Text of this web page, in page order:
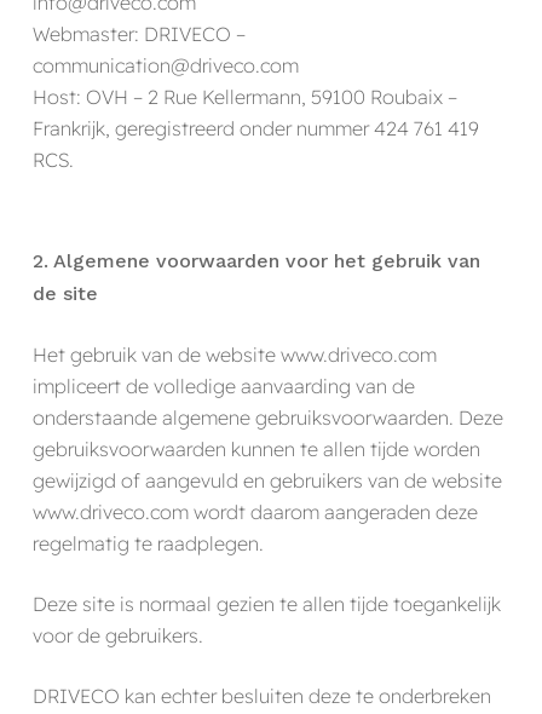
Webmaster: DRIVECO –
communication@driveco.com
Host: OVH – 2 Rue Kellermann, 59100 Roubaix –
Frankrijk, geregistreerd onder nummer 424 761 419
RCS.
2. Algemene voorwaarden voor het gebruik van
de site
Het gebruik van de website www.driveco.com
impliceert de volledige aanvaarding van de
onderstaande algemene gebruiksvoorwaarden. Deze
gebruiksvoorwaarden kunnen te allen tijde worden
gewijzigd of aangevuld en gebruikers van de website
www.driveco.com wordt daarom aangeraden deze
regelmatig te raadplegen.
Deze site is normaal gezien te allen tijde toegankelijk
voor de gebruikers.
DRIVECO kan echter besluiten deze te onderbreken